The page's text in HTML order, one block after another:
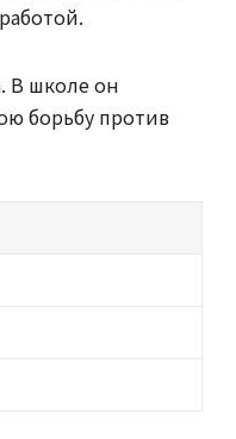
В школе он
борьбу против